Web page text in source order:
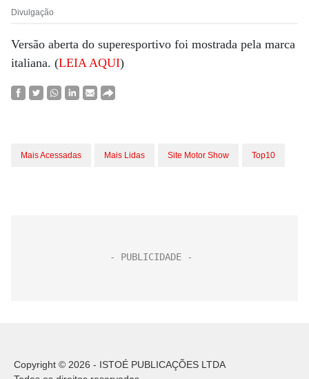
Divulgação
Versão aberta do superesportivo foi mostrada pela marca
italiana. (LEIA AQUI)
Mais Acessadas Mais Lidas Site Motor Show Top10
Copyright © 2026 - ISTOÉ PUBLICAÇÕES LTDA